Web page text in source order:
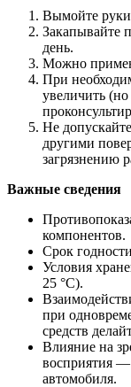
Вымойте
Закапывайте
день.
Можно
При
увеличить
Не
другими
загрязнению
Важные сведения
компонентов.
Срок
Условия
25 °C).
при
средств
Влияние на
восприятия —
автомобиля.